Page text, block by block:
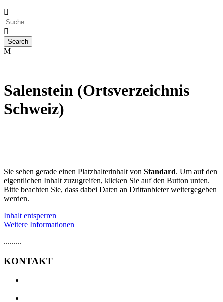
Salenstein (Ortsverzeichnis
Schweiz)
Sie sehen gerade einen Platzhalterinhalt von Standard. Um auf den
eigentlichen Inhalt zuzugreifen, klicken Sie auf den Button unten.
Bitte beachten Sie, dass dabei Daten an Drittanbieter weitergegeben
werden.
Inhalt entsperren
Weitere Informationen
.........
KONTAKT